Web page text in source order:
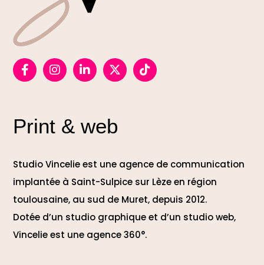
Print & web
Studio Vincelie est une agence de communication
implantée à Saint-Sulpice sur Lèze en région
toulousaine, au sud de Muret, depuis 2012.
Dotée d’un studio graphique et d’un studio web,
Vincelie est une agence 360°.